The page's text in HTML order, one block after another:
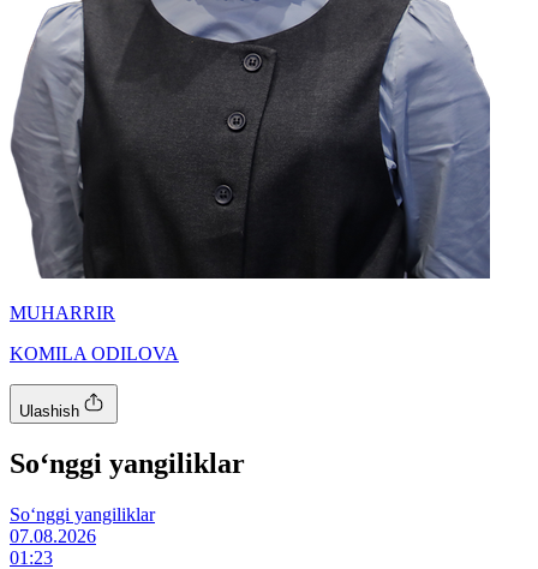
MUHARRIR
KOMILA ODILOVA
Ulashish
So‘nggi yangiliklar
So‘nggi yangiliklar
07.08.2026
01:23